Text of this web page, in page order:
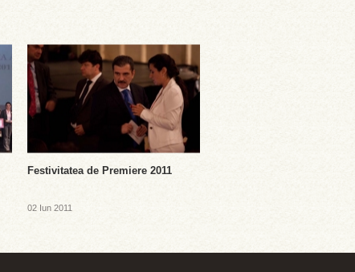
Festivitatea de Premiere 2011
02 Iun 2011